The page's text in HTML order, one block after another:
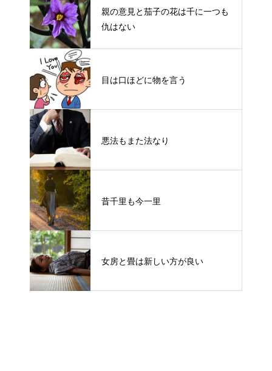
親の意見と茄子の花は千に一つも
仇はない
目は口ほどに物を言う
悪法もまた法なり
昔千里も今一里
女房と畳は新しい方が良い